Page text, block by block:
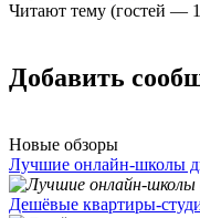
Читают тему (гостей — 1
Добавить
Новые обзоры
Лучшие онлайн-школы
Дешёвые квартиры-